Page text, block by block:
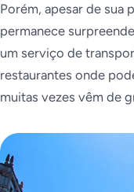
Porém, apesar de sua
permanece
um serviço de
restaurantes onde
muitas vezes vêm de